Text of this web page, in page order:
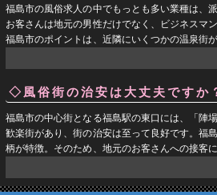
せん。福島市には地元民はもちろん、観光客を
りだくさん。風俗求人サイトの求人募集も豊富
し寄せるウインターシーズンのみ、福島に出稼
福島市の風俗求人の中でもっとも多い業種は、
お客さんは地元の男性だけでなく、ビジネスマ
福島市のポイントは、近隣にいくつかの温泉街
季節を問わず、各地から観光客が訪れるため、
コンスタントに発生します。雪が積もる冬の時
にちなんだイベントが多数開催。東北新幹線が
スノボーにやって来る人々の窓口にもなり、駅
高収入を稼がせてくれる観光客が常に滞在。福
る絶好の環境にあり、風俗求人サイトの求人バ
いるのが特徴です。
◇風俗街の治安は大丈夫ですか
福島市の中心街となる福島駅の東口には、「陣
歓楽街があり、街の治安は至って良好です。福
柄が特徴。そのため、地元のお客さんへの接客
う。観光客への接客の場合、「今日はどこへ行
いらしたんですね。私も一度〇〇へ行ってみた